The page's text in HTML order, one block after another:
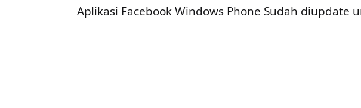
Aplikasi Facebook Windows Phone Sudah diupdate